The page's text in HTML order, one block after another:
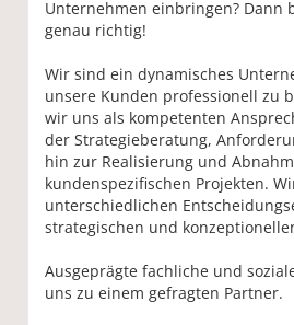
Unternehmen einbringen? Dann
genau richtig!
Wir sind ein dynamisches
unsere Kunden professionell zu
wir uns als kompetenten
der Strategieberatung,
hin zur Realisierung und
kundenspezifischen Projekten.
unterschiedlichen
strategischen und
Ausgeprägte fachliche und
uns zu einem gefragten Partner.